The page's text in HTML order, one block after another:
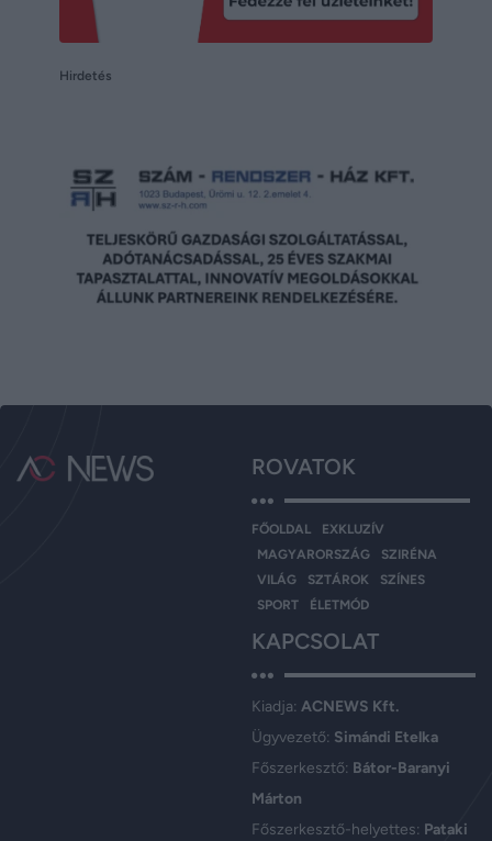
Hirdetés
ROVATOK
FŐOLDAL
EXKLUZÍV
MAGYARORSZÁG
SZIRÉNA
VILÁG
SZTÁROK
SZÍNES
SPORT
ÉLETMÓD
KAPCSOLAT
Kiadja: ACNEWS Kft.
Ügyvezető: Simándi Etelka
Főszerkesztő: Bátor-Baranyi
Márton
Főszerkesztő-helyettes: Pataki